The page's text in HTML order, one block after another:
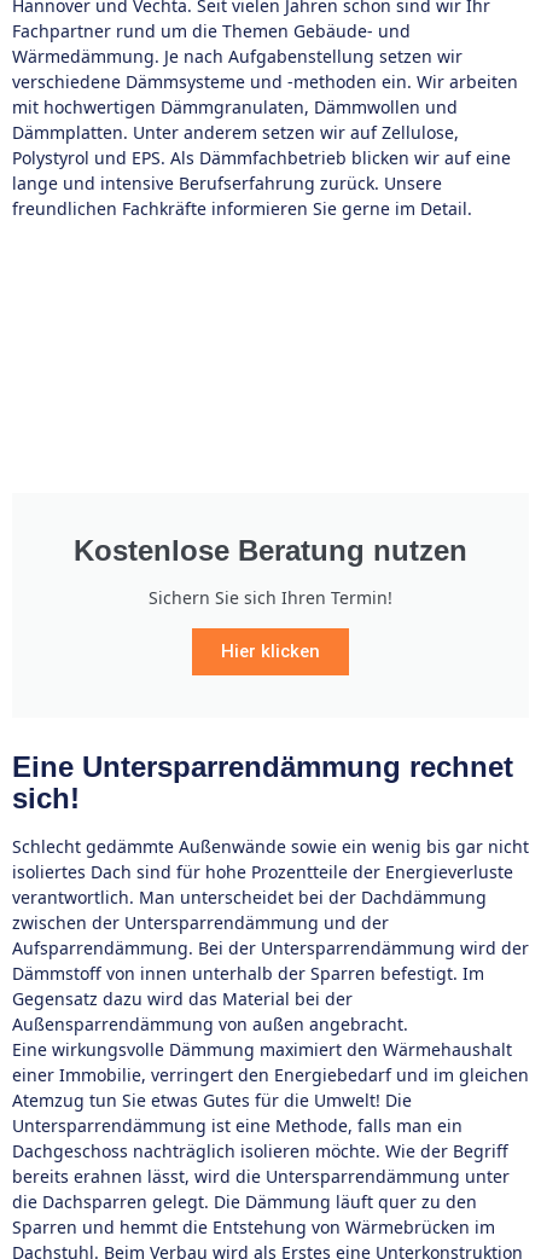
Hannover und Vechta. Seit vielen Jahren schon sind wir Ihr
Fachpartner rund um die Themen Gebäude- und
Wärmedämmung. Je nach Aufgabenstellung setzen wir
verschiedene Dämmsysteme und -methoden ein. Wir arbeiten
mit hochwertigen Dämmgranulaten, Dämmwollen und
Dämmplatten. Unter anderem setzen wir auf Zellulose,
Polystyrol und EPS. Als Dämmfachbetrieb blicken wir auf eine
lange und intensive Berufserfahrung zurück. Unsere
freundlichen Fachkräfte informieren Sie gerne im Detail.
Kostenlose Beratung nutzen
Sichern Sie sich Ihren Termin!
Hier klicken
Eine Untersparrendämmung rechnet
sich!
Schlecht gedämmte Außenwände sowie ein wenig bis gar nicht
isoliertes Dach sind für hohe Prozentteile der Energieverluste
verantwortlich. Man unterscheidet bei der Dachdämmung
zwischen der Untersparrendämmung und der
Aufsparrendämmung. Bei der Untersparrendämmung wird der
Dämmstoff von innen unterhalb der Sparren befestigt. Im
Gegensatz dazu wird das Material bei der
Außensparrendämmung von außen angebracht.
Eine wirkungsvolle Dämmung maximiert den Wärmehaushalt
einer Immobilie, verringert den Energiebedarf und im gleichen
Atemzug tun Sie etwas Gutes für die Umwelt! Die
Untersparrendämmung ist eine Methode, falls man ein
Dachgeschoss nachträglich isolieren möchte. Wie der Begriff
bereits erahnen lässt, wird die Untersparrendämmung unter
die Dachsparren gelegt. Die Dämmung läuft quer zu den
Sparren und hemmt die Entstehung von Wärmebrücken im
Dachstuhl. Beim Verbau wird als Erstes eine Unterkonstruktion